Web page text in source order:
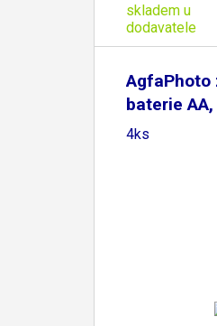
skladem u
dodavatele
AgfaPhoto
baterie
4ks